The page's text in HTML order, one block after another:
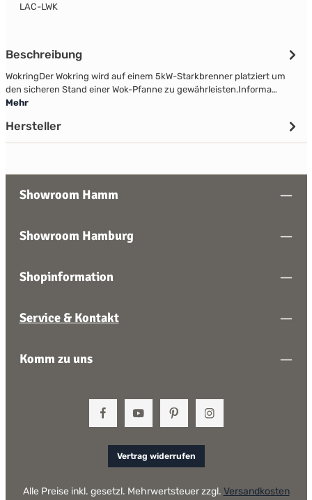
LAC-LWK
Beschreibung
WokringDer Wokring wird auf einem 5kW-Starkbrenner platziert um
den sicheren Stand einer Wok-Pfanne zu gewährleisten.Informa…
Mehr
Hersteller
Showroom Hamm
Showroom Hamburg
Shopinformation
Service & Kontakt
Komm zu uns
Vertrag widerrufen
Alle Preise inkl. gesetzl. Mehrwertsteuer zzgl. Versandkosten